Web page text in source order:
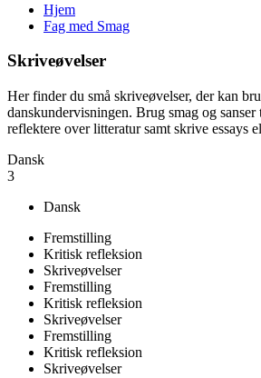
Du er her
Hjem
Fag med Smag
Skriveøvelser
Her finder du små skriveøvelser, der kan
danskundervisningen. Brug smag og sanser
reflektere over litteratur samt skrive essays
Dansk
3
Dansk
Fremstilling
Kritisk refleksion
Skriveøvelser
Fremstilling
Kritisk refleksion
Skriveøvelser
Fremstilling
Kritisk refleksion
Skriveøvelser